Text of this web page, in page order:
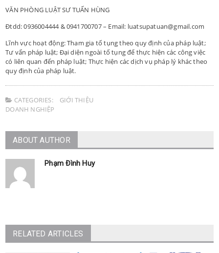
VĂN PHÒNG LUẬT SƯ TUẤN HÙNG
Đtdd: 0936004444 & 0941700707 – Email: luatsupatuan@gmail.com
Lĩnh vực hoạt động: Tham gia tố tụng theo quy định của pháp luật;
Tư vấn pháp luật; Đại diện ngoài tố tụng để thực hiện các công việc
có liên quan đến pháp luật; Thực hiện các dịch vụ pháp lý khác theo
quy định của pháp luật.
CATEGORIES:
GIỚI THIỆU
DOANH NGHIỆP
ABOUT AUTHOR
Phạm Đình Huy
RELATED ARTICLES